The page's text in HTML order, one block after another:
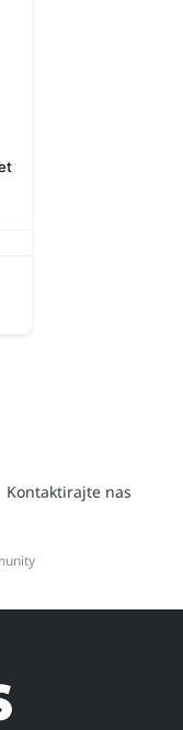
Kontaktirajte nas